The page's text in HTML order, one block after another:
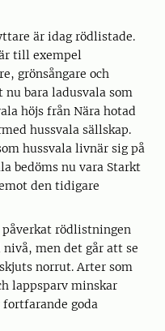
är idag rödlistade.
till exempel
grönsångare och
nu bara ladusvala som
höjs från Nära hotad
hussvala sällskap.
hussvala livnär sig på
bedöms nu vara Starkt
den tidigare
rödlistningen
men det går att se
norrut. Arter som
lappsparv minskar
goda